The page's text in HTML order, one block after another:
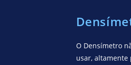
O Densímetro
usar,